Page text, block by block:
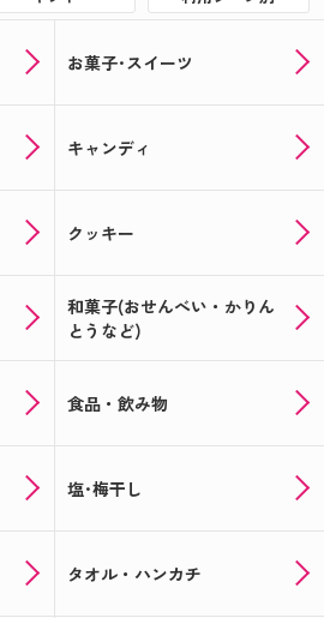
お菓子･スイーツ
キャンディ
クッキー
和菓子(おせんべい・かりん
とうなど)
食品・飲み物
塩･梅干し
タオル・ハンカチ